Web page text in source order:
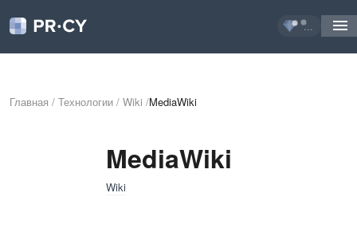
...
Главная / Технологии / Wiki /MediaWiki
MediaWiki
Wiki